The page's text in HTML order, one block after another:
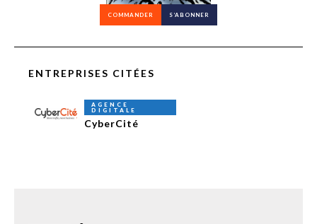
COMMANDER S’ABONNER
ENTREPRISES CITÉES
AGENCE
DIGITALE
CyberCité